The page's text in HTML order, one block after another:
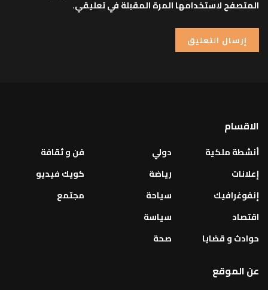
المتصفح لاستخدامها المرة المقبلة في تعليقي.
الاقسام
أنشطة ملكية
إعلانات
إنفوغرافيك
اقتصاد
حوادث و قضايا
دولي
رياضة
سياحة
سياسة
صحة
فن و ثقافة
كويك فيديو
مجتمع
عن الموقع